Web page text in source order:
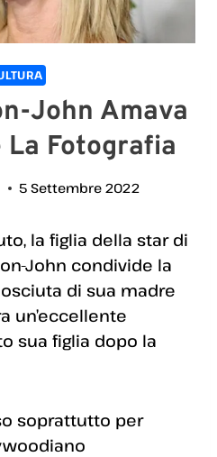
John Amava
Fotografia
5 Settembre 2022
la figlia della star di
John condivide la
di sua madre
un’eccellente
sua figlia dopo la
soprattutto per